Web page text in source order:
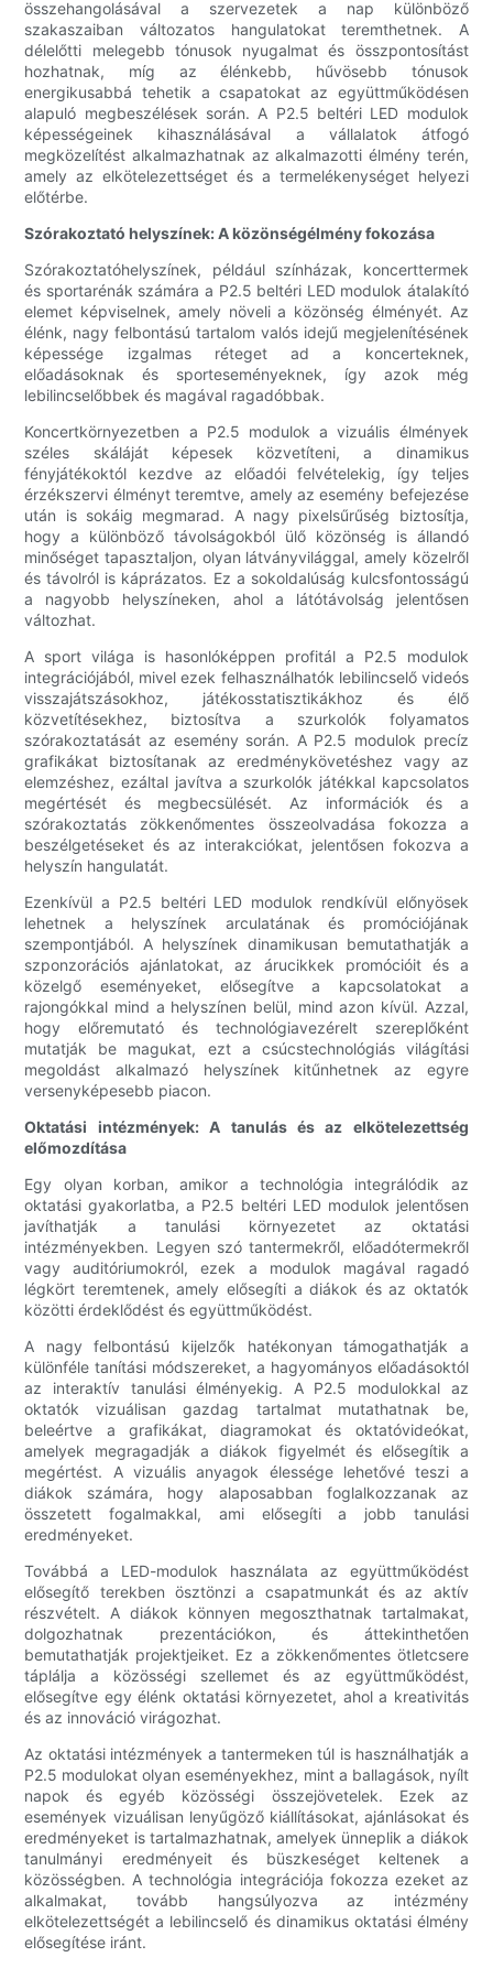
összehangolásával a szervezetek a nap különböző
szakaszaiban változatos hangulatokat teremthetnek. A
délelőtti melegebb tónusok nyugalmat és összpontosítást
hozhatnak, míg az élénkebb, hűvösebb tónusok
energikusabbá tehetik a csapatokat az együttműködésen
alapuló megbeszélések során. A P2.5 beltéri LED modulok
képességeinek kihasználásával a vállalatok átfogó
megközelítést alkalmazhatnak az alkalmazotti élmény terén,
amely az elkötelezettséget és a termelékenységet helyezi
előtérbe.
Szórakoztató helyszínek: A közönségélmény fokozása
Szórakoztatóhelyszínek, például színházak, koncerttermek
és sportarénák számára a P2.5 beltéri LED modulok átalakító
elemet képviselnek, amely növeli a közönség élményét. Az
élénk, nagy felbontású tartalom valós idejű megjelenítésének
képessége izgalmas réteget ad a koncerteknek,
előadásoknak és sporteseményeknek, így azok még
lebilincselőbbek és magával ragadóbbak.
Koncertkörnyezetben a P2.5 modulok a vizuális élmények
széles skáláját képesek közvetíteni, a dinamikus
fényjátékoktól kezdve az előadói felvételekig, így teljes
érzékszervi élményt teremtve, amely az esemény befejezése
után is sokáig megmarad. A nagy pixelsűrűség biztosítja,
hogy a különböző távolságokból ülő közönség is állandó
minőséget tapasztaljon, olyan látványvilággal, amely közelről
és távolról is káprázatos. Ez a sokoldalúság kulcsfontosságú
a nagyobb helyszíneken, ahol a látótávolság jelentősen
változhat.
A sport világa is hasonlóképpen profitál a P2.5 modulok
integrációjából, mivel ezek felhasználhatók lebilincselő videós
visszajátszásokhoz, játékosstatisztikákhoz és élő
közvetítésekhez, biztosítva a szurkolók folyamatos
szórakoztatását az esemény során. A P2.5 modulok precíz
grafikákat biztosítanak az eredménykövetéshez vagy az
elemzéshez, ezáltal javítva a szurkolók játékkal kapcsolatos
megértését és megbecsülését. Az információk és a
szórakoztatás zökkenőmentes összeolvadása fokozza a
beszélgetéseket és az interakciókat, jelentősen fokozva a
helyszín hangulatát.
Ezenkívül a P2.5 beltéri LED modulok rendkívül előnyösek
lehetnek a helyszínek arculatának és promóciójának
szempontjából. A helyszínek dinamikusan bemutathatják a
szponzorációs ajánlatokat, az árucikkek promócióit és a
közelgő eseményeket, elősegítve a kapcsolatokat a
rajongókkal mind a helyszínen belül, mind azon kívül. Azzal,
hogy előremutató és technológiavezérelt szereplőként
mutatják be magukat, ezt a csúcstechnológiás világítási
megoldást alkalmazó helyszínek kitűnhetnek az egyre
versenyképesebb piacon.
Oktatási intézmények: A tanulás és az elkötelezettség
előmozdítása
Egy olyan korban, amikor a technológia integrálódik az
oktatási gyakorlatba, a P2.5 beltéri LED modulok jelentősen
javíthatják a tanulási környezetet az oktatási
intézményekben. Legyen szó tantermekről, előadótermekről
vagy auditóriumokról, ezek a modulok magával ragadó
légkört teremtenek, amely elősegíti a diákok és az oktatók
közötti érdeklődést és együttműködést.
A nagy felbontású kijelzők hatékonyan támogathatják a
különféle tanítási módszereket, a hagyományos előadásoktól
az interaktív tanulási élményekig. A P2.5 modulokkal az
oktatók vizuálisan gazdag tartalmat mutathatnak be,
beleértve a grafikákat, diagramokat és oktatóvideókat,
amelyek megragadják a diákok figyelmét és elősegítik a
megértést. A vizuális anyagok élessége lehetővé teszi a
diákok számára, hogy alaposabban foglalkozzanak az
összetett fogalmakkal, ami elősegíti a jobb tanulási
eredményeket.
Továbbá a LED-modulok használata az együttműködést
elősegítő terekben ösztönzi a csapatmunkát és az aktív
részvételt. A diákok könnyen megoszthatnak tartalmakat,
dolgozhatnak prezentációkon, és áttekinthetően
bemutathatják projektjeiket. Ez a zökkenőmentes ötletcsere
táplálja a közösségi szellemet és az együttműködést,
elősegítve egy élénk oktatási környezetet, ahol a kreativitás
és az innováció virágozhat.
Az oktatási intézmények a tantermeken túl is használhatják a
P2.5 modulokat olyan eseményekhez, mint a ballagások, nyílt
napok és egyéb közösségi összejövetelek. Ezek az
események vizuálisan lenyűgöző kiállításokat, ajánlásokat és
eredményeket is tartalmazhatnak, amelyek ünneplik a diákok
tanulmányi eredményeit és büszkeséget keltenek a
közösségben. A technológia integrációja fokozza ezeket az
alkalmakat, tovább hangsúlyozva az intézmény
elkötelezettségét a lebilincselő és dinamikus oktatási élmény
elősegítése iránt.